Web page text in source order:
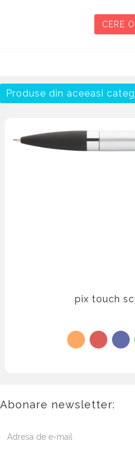
CERE
Produse din aceeasi
pix touch
Abonare newsletter: